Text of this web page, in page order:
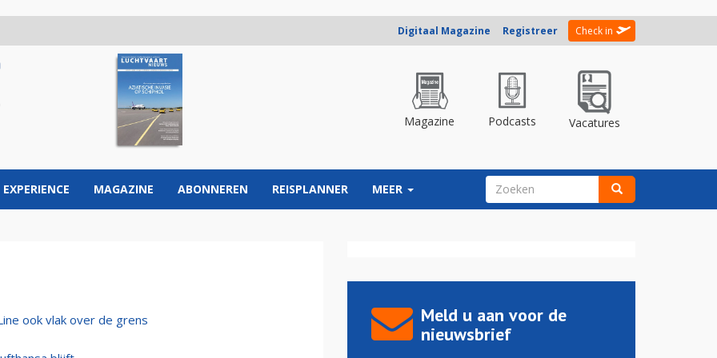
Digitaal Magazine Registreer Check in
Magazine Podcasts Vacatures
MAGAZINE ABONNEREN REISPLANNER MEER ZOEKVELD
ook vlak over de grens
Meld u aan voor de
nieuwsbrief